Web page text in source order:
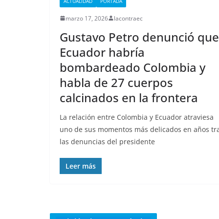
marzo 17, 2026 lacontraec
Gustavo Petro denunció que
Ecuador habría
bombardeado Colombia y
habla de 27 cuerpos
calcinados en la frontera
La relación entre Colombia y Ecuador atraviesa
uno de sus momentos más delicados en años
las denuncias del presidente
Leer más